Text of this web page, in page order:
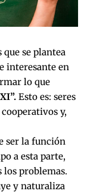
se plantea
interesante en
lo que
Esto es: seres
y,
ser la función
a esta parte,
los problemas.
y naturaliza